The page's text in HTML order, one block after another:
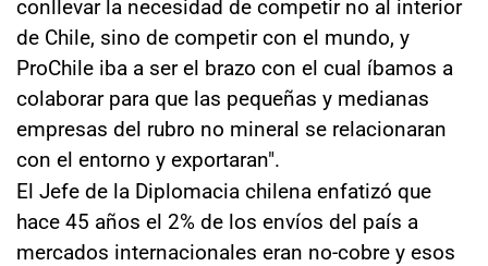
conllevar la necesidad de competir no al interior
de Chile, sino de competir con el mundo, y
ProChile iba a ser el brazo con el cual íbamos a
colaborar para que las pequeñas y medianas
empresas del rubro no mineral se relacionaran
con el entorno y exportaran".
El Jefe de la Diplomacia chilena enfatizó que
hace 45 años el 2% de los envíos del país a
mercados internacionales eran no-cobre y esos